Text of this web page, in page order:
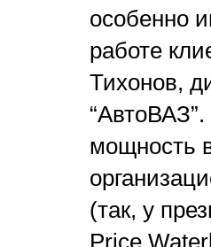
особенно
работе
Тихонов,
мощность
(так, у
Price